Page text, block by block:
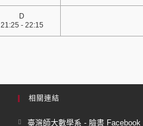
D
21:25 - 22:15
相關連結
臺灣師大數學系 - 臉書 Facebook